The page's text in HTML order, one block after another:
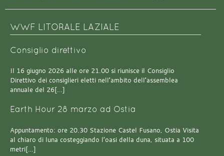
WWF LITORALE LAZIALE
Consiglio direttivo
Il 16 giugno 2026 alle ore 21.00 si riunisce il Consiglio
Direttivo dei consiglieri eletti nell’ambito dell’assemblea
annuale del 26[…]
Earth Hour 28 marzo ad Ostia
Appuntamento: ore 20.30 Stazione Castel Fusano, Ostia Visita
al chiaro di luna costeggiando l’oasi della duna, situata a 100
metri[…]